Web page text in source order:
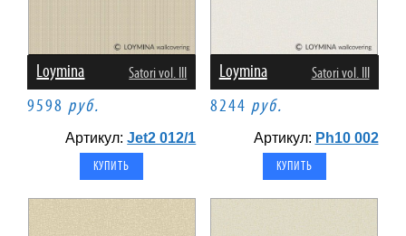
Loymina Satori vol. III
9598 руб.
Артикул:Jet2 012/1
Loymina Satori vol. III
8244 руб.
Артикул: Ph10 002